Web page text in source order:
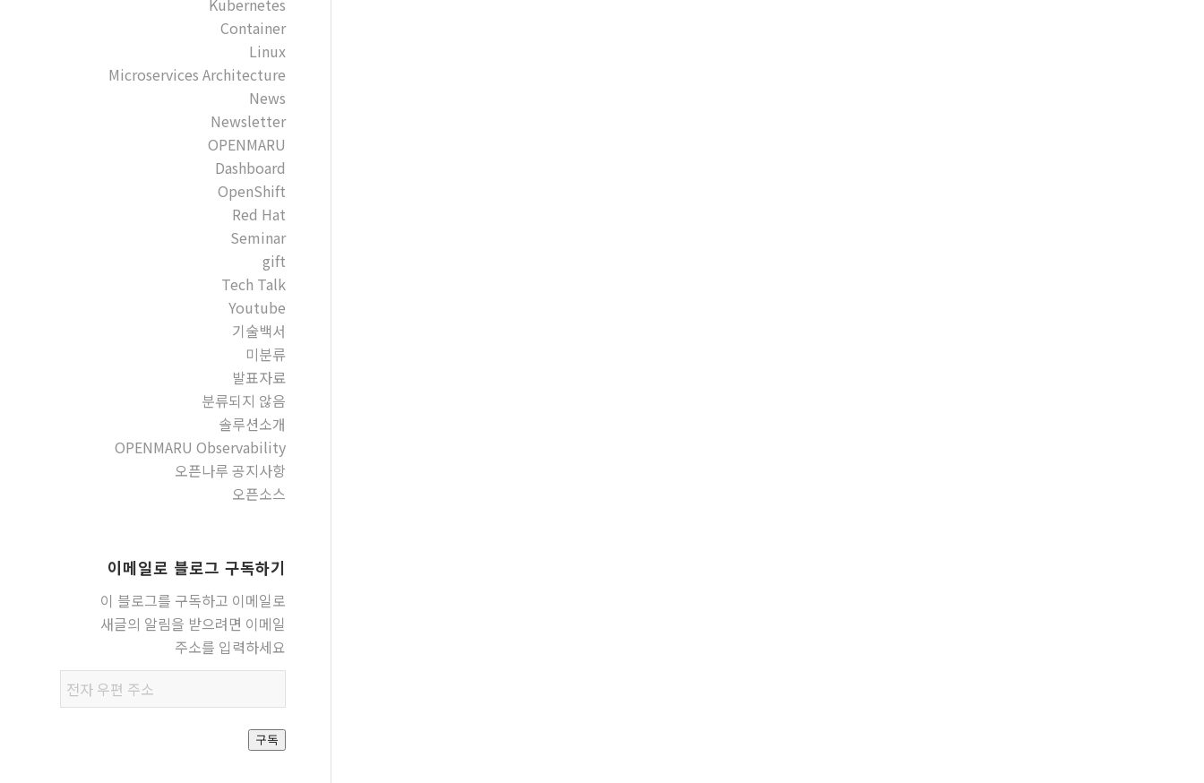
Kubernetes
Container
Linux
Microservices Architecture
News
Newsletter
OPENMARU
Dashboard
OpenShift
Red Hat
Seminar
gift
Tech Talk
Youtube
기술백서
미분류
발표자료
분류되지 않음
솔루션소개
OPENMARU Observability
오픈나루 공지사항
오픈소스
이메일로 블로그 구독하기
이 블로그를 구독하고 이메일로
새글의 알림을 받으려면 이메일
주소를 입력하세요
우편
주소
구독